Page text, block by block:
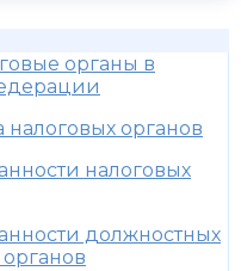
органы в
налоговых органов
налоговых
должностных